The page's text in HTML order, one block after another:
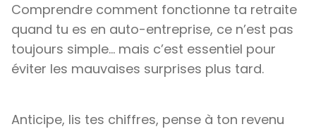
Comprendre comment fonctionne ta retraite
quand tu es en auto-entreprise, ce n’est pas
toujours simple… mais c’est essentiel pour
éviter les mauvaises surprises plus tard.
Anticipe, lis tes chiffres, pense à ton revenu